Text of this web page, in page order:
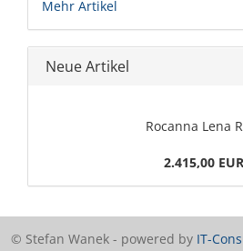
Mehr Artikel
Neue Artikel
Rocanna Lena
2.415,00 EUR
© Stefan Wanek - powered by IT-